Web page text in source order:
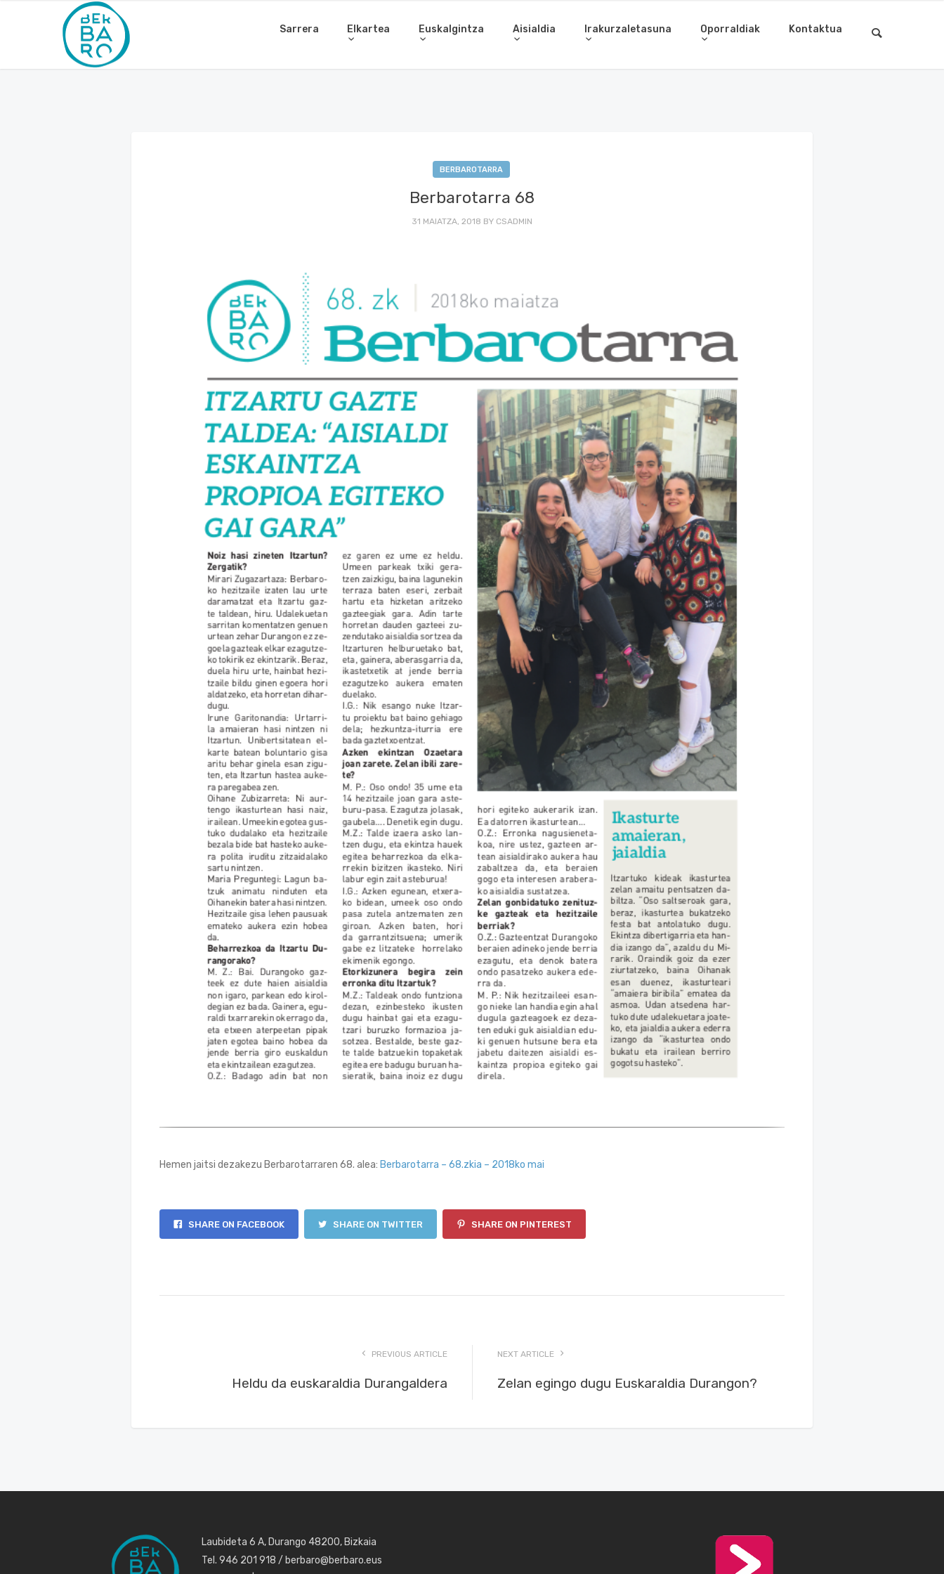
Sarrera Elkartea Euskalgintza Aisialdia Irakurzaletasuna Oporraldiak Kontaktua
BERBAROTARRA
Berbarotarra 68
31 MAIATZA, 2018 BY CSADMIN
Hemen jaitsi dezakezu Berbarotarraren 68. alea: Berbarotarra – 68.zkia – 2018ko mai
SHARE ON FACEBOOK SHARE ON TWITTER SHARE ON PINTEREST
PREVIOUS ARTICLE
Heldu da euskaraldia Durangaldera
NEXT ARTICLE
Zelan egingo dugu Euskaraldia Durangon?
Laubideta 6 A, Durango 48200, Bizkaia
Tel. 946 201 918 / berbaro@berbaro.eus